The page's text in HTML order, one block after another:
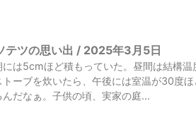
テツの思い出 / 2025年3月5日
は5cmほど積もっていた。昼間は結構
ーブを炊いたら、午後には室温が30度
だなぁ。子供の頃、実家の庭...